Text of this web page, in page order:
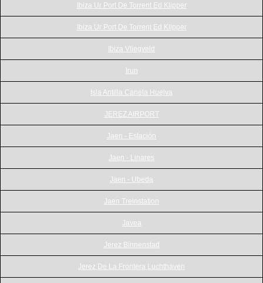
Ibiza Ur Port De Torrent Ed Klipper
Ibiza Ur Port De Torrent Ed Klipper
Ibiza Vliegveld
Irun
Isla Antilla Canela Huelva
JEREZ AIRPORT
Jaen - Estación
Jaen - Linares
Jaen - Ubeda
Jaen Treinstation
Javea
Jerez Binnenstad
Jerez De La Frontera Luchthaven